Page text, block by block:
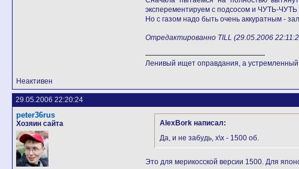
эксперементируем с подсосом и ЧУТЬ-ЧУТЬ
Но с газом надо быть очень аккуратным -
Отредактированно TILL (29.05.2006
Ленивый ищет оправдания, а устремленный
Неактивен
29.05.2006 22:20:24
peter36rus
Хозяин сайта
AlexBork написал:
Да, и не забудь, х\х - 1500 об.
Это для мерикосской версии 1500. Для